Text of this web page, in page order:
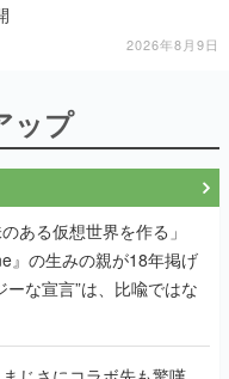
2026年8月9日
ップ
ある仮想世界を作る」
』の生みの親が18年掲げ
ーな宣言”は、比喩ではな